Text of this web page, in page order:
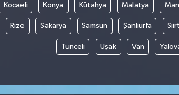
Kocaeli Konya Kütahya Malatya
Rize Sakarya Samsun Şanlıurfa Siirt
Tunceli Uşak Van